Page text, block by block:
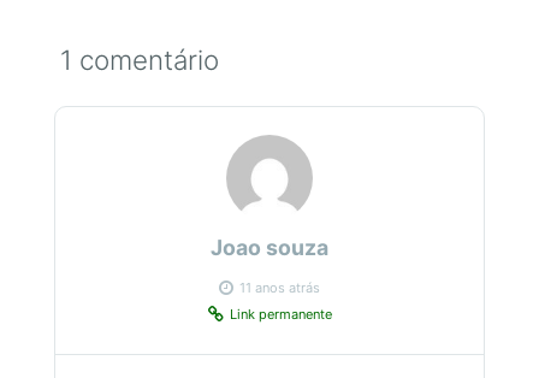
1 comentário
Joao souza
11 anos atrás
Link permanente